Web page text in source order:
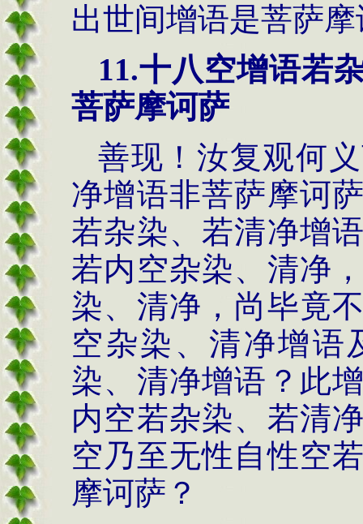
出世间增语是菩萨
11.十八空增语若
菩萨摩诃萨
善现！汝复观何
净增语非菩萨摩诃
若杂染、若清净增
若内空杂染、清净
染、清净，尚毕竟
空杂染、清净增语
染、清净增语？此
内空若杂染、若清
空乃至无性自性空
摩诃萨？